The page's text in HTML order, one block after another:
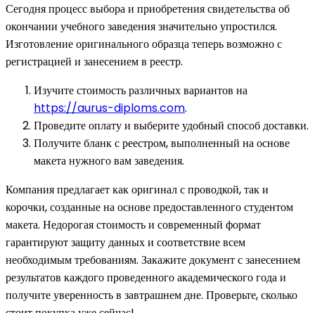
Сегодня процесс выбора и приобретения свидетельства об
окончании учебного заведения значительно упростился.
Изготовление оригинального образца теперь возможно с
регистрацией и занесением в реестр.
Изучите стоимость различных вариантов на
https://aurus-diploms.com.
Проведите оплату и выберите удобный способ доставки.
Получите бланк с реестром, выполненный на основе
макета нужного вам заведения.
Компания предлагает как оригинал с проводкой, так и
корочки, созданные на основе предоставленного студентом
макета. Недорогая стоимость и современный формат
гарантируют защиту данных и соответствие всем
необходимым требованиям. Закажите документ с занесением
результатов каждого проведенного академического года и
получите уверенность в завтрашнем дне. Проверьте, сколько